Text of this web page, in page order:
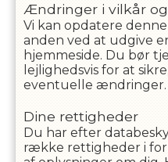
Ændringer i vilkår
Vi kan opdatere
anden ved at udgive
hjemmeside. Du bør
lejlighedsvis for at
eventuelle ændringer.
Dine rettigheder
Du har efter
række rettigheder i